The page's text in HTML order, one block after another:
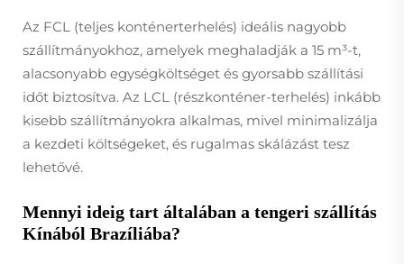
Az FCL (teljes konténerterhelés) ideális nagyobb
szállítmányokhoz, amelyek meghaladják a 15 m³-t,
alacsonyabb egységköltséget és gyorsabb szállítási
időt biztosítva. Az LCL (részkonténer-terhelés) inkább
kisebb szállítmányokra alkalmas, mivel minimalizálja
a kezdeti költségeket, és rugalmas skálázást tesz
lehetővé.
Mennyi ideig tart általában a tengeri szállítás
Kínából Brazíliába?